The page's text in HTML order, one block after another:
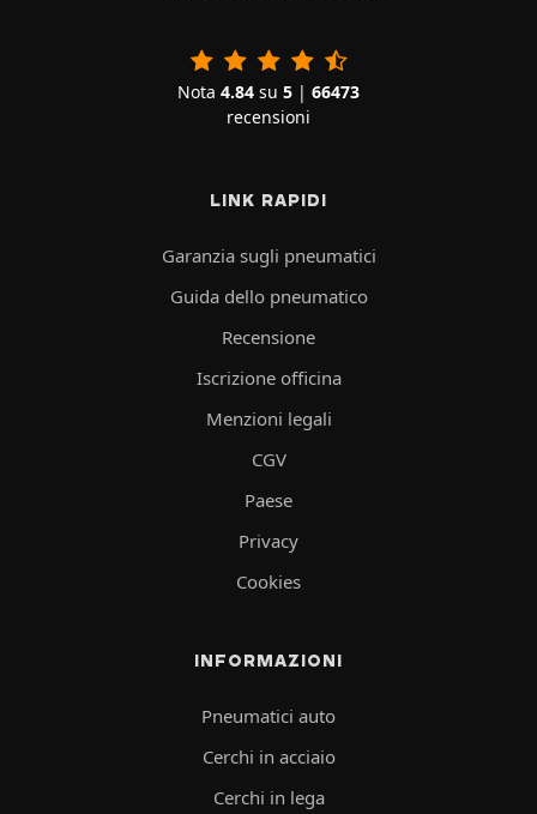
Nota 4.84 su 5 | 66473
recensioni
LINK RAPIDI
Garanzia sugli pneumatici
Guida dello pneumatico
Recensione
Iscrizione officina
Menzioni legali
CGV
Paese
Privacy
Cookies
INFORMAZIONI
Pneumatici auto
Cerchi in acciaio
Cerchi in lega